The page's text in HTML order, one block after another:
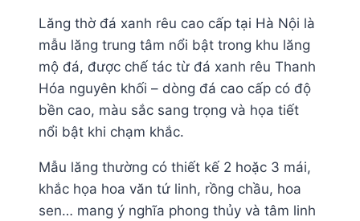
Lăng thờ đá xanh rêu cao cấp tại Hà Nội là
mẫu lăng trung tâm nổi bật trong khu lăng
mộ đá, được chế tác từ đá xanh rêu Thanh
Hóa nguyên khối – dòng đá cao cấp có độ
bền cao, màu sắc sang trọng và họa tiết
nổi bật khi chạm khắc.
Mẫu lăng thường có thiết kế 2 hoặc 3 mái,
khắc họa hoa văn tứ linh, rồng chầu, hoa
sen… mang ý nghĩa phong thủy và tâm linh